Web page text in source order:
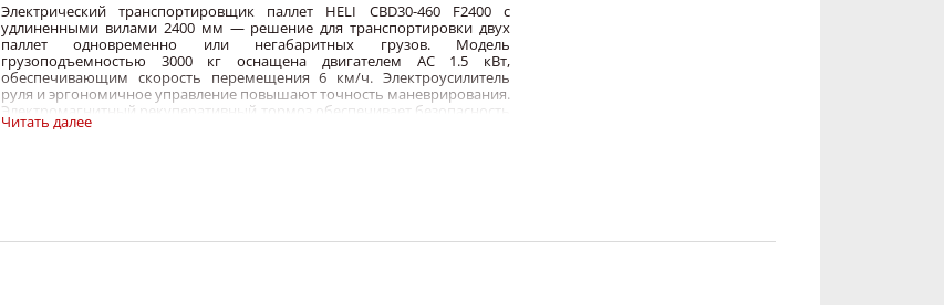
Электрический транспортировщик паллет HELI CBD30-460 F2400 с
удлиненными вилами 2400 мм — решение для транспортировки двух
паллет одновременно или негабаритных грузов. Модель
грузоподъемностью 3000 кг оснащена двигателем AC 1.5 кВт,
обеспечивающим скорость перемещения 6 км/ч. Электроусилитель
руля и эргономичное управление повышают точность маневрирования.
Электромагнитный рекуперативный тормоз обеспечивает безопасность
и энергоэффективность. Боковая выгрузка АКБ упрощает обслуживание.
Читать далее